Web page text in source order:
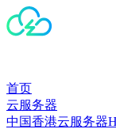
首页
云服务器
中国香港云服务器